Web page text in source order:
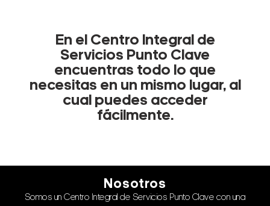
En el Centro Integral de
Servicios Punto Clave
encuentras todo lo que
necesitas en un mismo lugar, al
cual puedes acceder
fácilmente.
Nosotros
Somos un Centro Integral de Servicios Punto Clave con una